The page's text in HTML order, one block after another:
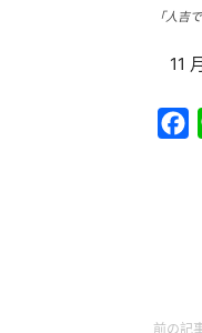
「人吉
11
前の記